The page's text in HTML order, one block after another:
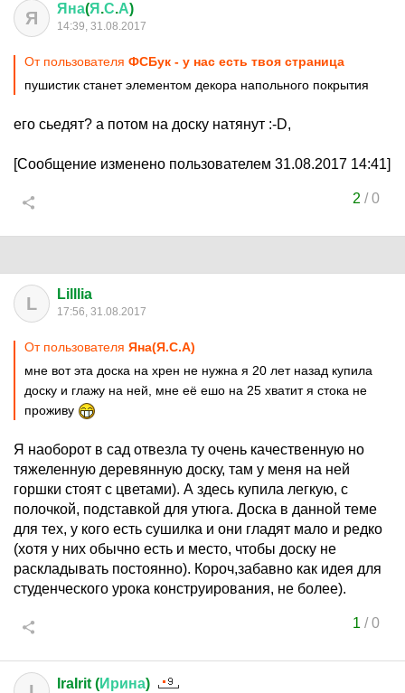
Я Яна(Я .С.А)
14:39, 31.08.2017
От пользователя ФСБук - у нас есть твоя страница
пушистик станет элементом декора напольного покрытия
его сьедят? а потом на доску натянут :-D,
[Сообщение изменено пользователем 31.08.2017 14:41]
2 /0
L Lilllia
17:56, 31.08.2017
От пользователя Яна(Я.С.А)
мне вот эта доска на хрен не нужна я 20 лет назад купила
доску и глажу на ней, мне её ешо на 25 хватит я стока не
проживу
Я наоборот в сад отвезла ту очень качественную но
тяжеленную деревянную доску, там у меня на ней
горшки стоят с цветами). А здесь купила легкую, с
полочкой, подставкой для утюга. Доска в данной теме
для тех, у кого есть сушилка и они гладят мало и редко
(хотя у них обычно есть и место, чтобы доску не
раскладывать постоянно). Короч,забавно как идея для
студенческого урока конструирования, не более).
1 /0
IraIrit (Ирина)